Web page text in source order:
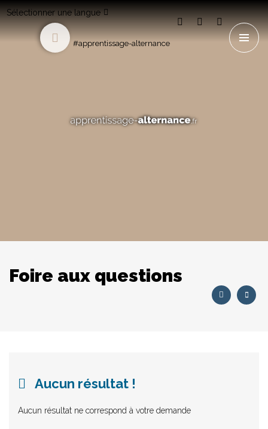
Sélectionner une langue
#apprentissage-alternance
Foire aux questions
Aucun résultat !
Aucun résultat ne correspond à votre demande